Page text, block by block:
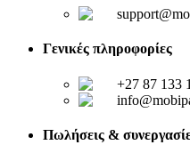
Γενικές πληροφορίες
+27 87 133
Πωλήσεις &